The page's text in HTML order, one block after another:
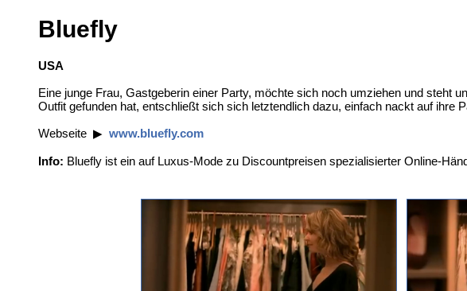
Bluefly
USA
Eine junge Frau, Gastgeberin einer Party, möchte sich noch umziehen und steht
Outfit gefunden hat, entschließt sich sich letztendlich dazu, einfach nackt auf ihre
Webseite ▶ www.bluefly.com
Info: Bluefly ist ein auf Luxus-Mode zu Discountpreisen spezialisierter Online-